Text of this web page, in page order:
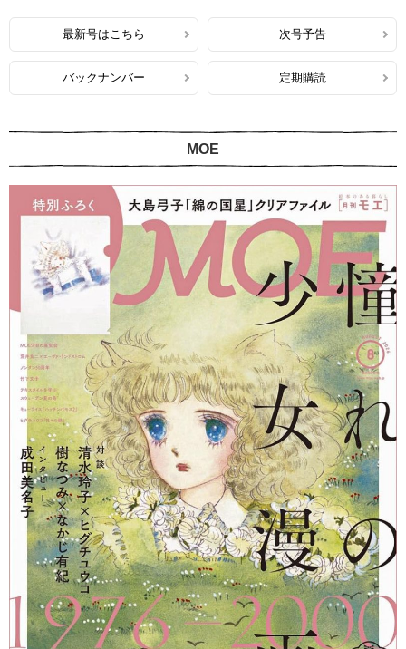
最新号はこちら 次号予告
バックナンバー 定期購読
MOE